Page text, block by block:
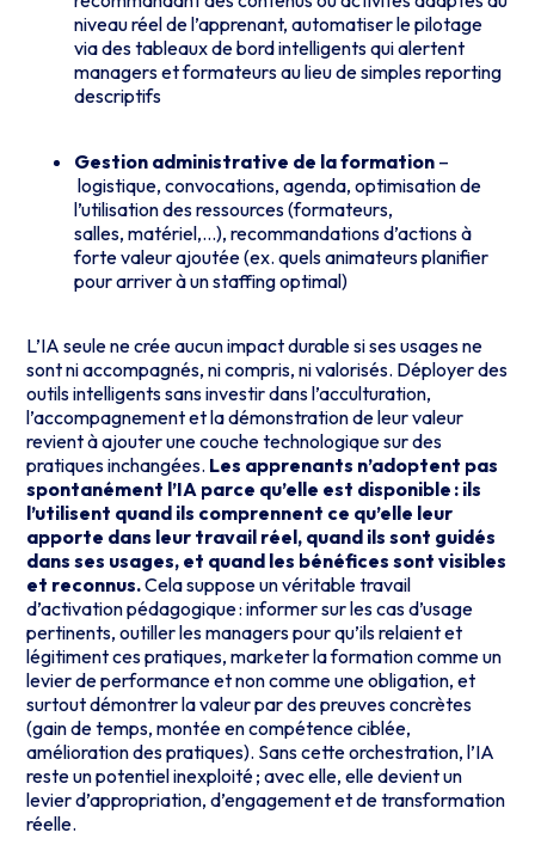
niveau réel de l’apprenant, automatiser le pilotage
via des tableaux de bord intelligents qui alertent
managers et formateurs au lieu de simples reporting
descriptifs
Gestion administrative de la formation –
logistique, convocations, agenda, optimisation de
l’utilisation des ressources (formateurs,
salles, matériel,…), recommandations d’actions à
forte valeur ajoutée (ex. quels animateurs planifier
pour arriver à un staffing optimal)
L’IA seule ne crée aucun impact durable si ses usages ne
sont ni accompagnés, ni compris, ni valorisés. Déployer des
outils intelligents sans investir dans l’acculturation,
l’accompagnement et la démonstration de leur valeur
revient à ajouter une couche technologique sur des
pratiques inchangées. Les apprenants n’adoptent pas
spontanément l’IA parce qu’elle est disponible : ils
l’utilisent quand ils comprennent ce qu’elle leur
apporte dans leur travail réel, quand ils sont guidés
dans ses usages, et quand les bénéfices sont visibles
et reconnus.Cela suppose un véritable travail
d’activation pédagogique : informer sur les cas d’usage
pertinents, outiller les managers pour qu’ils relaient et
légitiment ces pratiques, marketer la formation comme un
levier de performance et non comme une obligation, et
surtout démontrer la valeur par des preuves concrètes
(gain de temps, montée en compétence ciblée,
amélioration des pratiques). Sans cette orchestration, l’IA
reste un potentiel inexploité ; avec elle, elle devient un
levier d’appropriation, d’engagement et de transformation
réelle.